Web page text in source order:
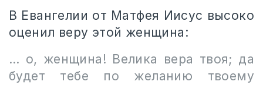
В Евангелии от Матфея Иисус высоко
оценил веру этой женщина:
… о, женщина! Велика вера твоя; да
будет тебе по желанию твоему